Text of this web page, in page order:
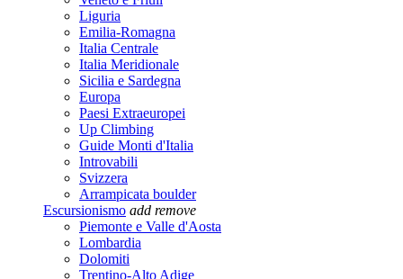
Liguria
Emilia-Romagna
Italia Centrale
Italia Meridionale
Sicilia e Sardegna
Europa
Paesi Extraeuropei
Up Climbing
Guide Monti d'Italia
Introvabili
Svizzera
Arrampicata boulder
Escursionismo add remove
Piemonte e Valle d'Aosta
Lombardia
Dolomiti
Trentino-Alto Adige